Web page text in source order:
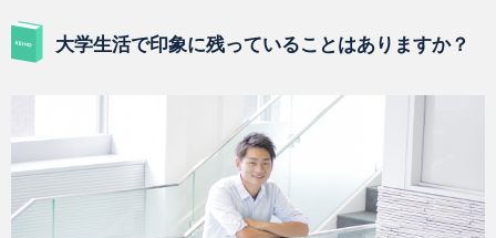
大学生活で印象に残っていることはありますか？